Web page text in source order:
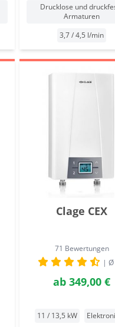
Drucklose und
Armaturen
3,7 / 4,5 l/min
Clage CEX
71 Bewertungen
| Ø
ab 349,00 €
11 / 13,5 kW